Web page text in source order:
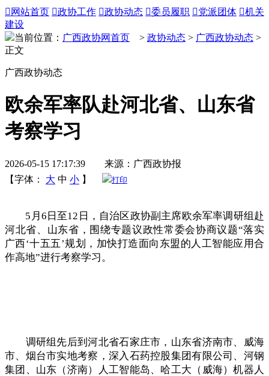
 网站首页 政协工作 政协动态 委员履职 党派团体 机关
建设
当前位置： 广西政协网首页 > 政协动态 > 广西政协动态 >
正文
广西政协动态
欧余军率队赴河北省、山东省
考察学习
2026-05-15 17:17:39 来源：广西政协报
【字体：
大 中 小 】 打印
5月6日至12日，自治区政协副主席欧余军率调研组赴
河北省、山东省，围绕专题议政性常委会协商议题“落实
广西‘十五五’规划，加快打造面向东盟的人工智能应用合
作高地”进行考察学习。
调研组先后到河北省石家庄市，山东省济南市、威海
市、烟台市实地考察，深入石药控股集团有限公司、河钢
集团、山东（济南）人工智能岛、哈工大（威海）机器人